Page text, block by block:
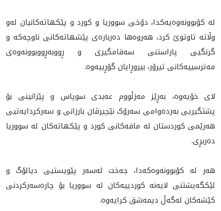
لە کۆبوونەوەیەکدا، دۆخى سووریا و كورد و پێكهاته‌كانيان له‌و
وڵاته‌ تاوتوێ کرد، هه‌روه‌ها ده‌رباره‌ى پێشهاته‌كانى ناوچەکە و
گرنگیی پاراستنی سەقامگیری و ڕووبەڕووبوونەوەی
مەترسییەکانی تیرۆر، بيروڕايان گۆڕييه‌وه‌.
لای خۆیەوە، بەڕێز مەزڵووم عەبدی سوپاس و پێزانینی بۆ
پشتگیریی بەردەوامی سەرۆک نێچیرڤان بارزانی و سەرکردایەتیی
هەرێمی کوردستان له‌ مافه‌كانى كورد و پێكهاته‌كان له‌ سووريا
دەربڕی.
هەر لە کۆبوونەوەکەدا، جەخت لەسەر پێویستیی دیالۆگ و
لێکگەیشتنی لایەنە كوردييه‌كان له‌ سووريا بۆ چارەسەرکردنی
کێشەکان له‌گه‌ڵ ديمه‌شق کرایەوە.